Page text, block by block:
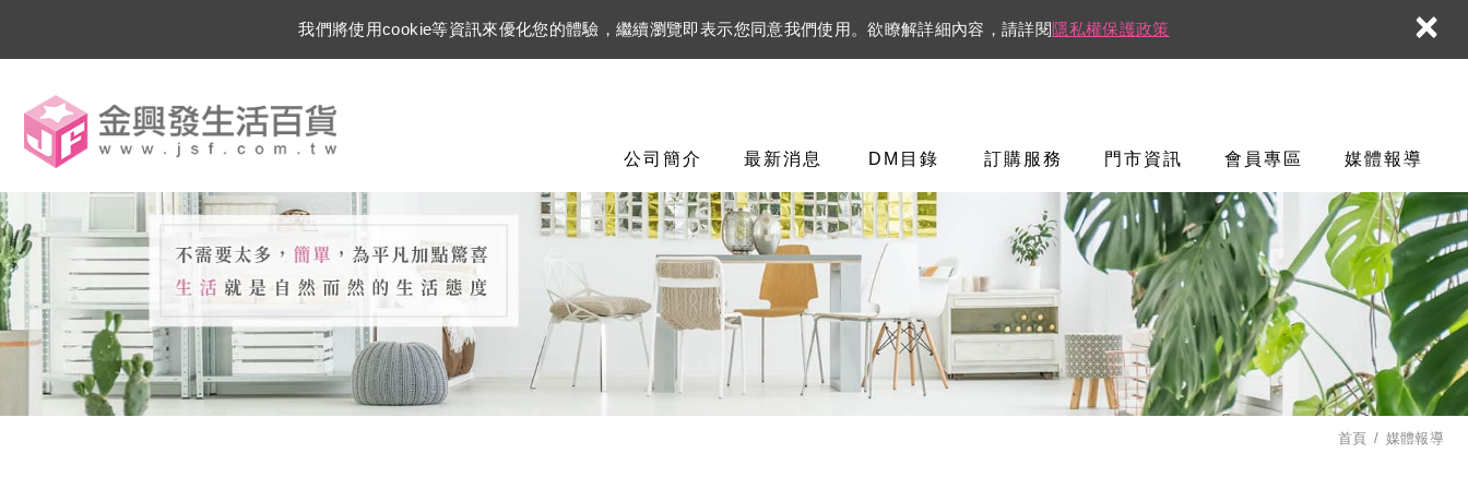
我們將使用cookie等資訊來優化您的體驗，繼續瀏覽即表示您同意我們使用。欲瞭解詳細內容，請詳閱隱私權保護政策 ×
公司簡介 最新消息 DM目錄 訂購服務 門市資訊 會員專區 媒體報導
首頁 媒體報導